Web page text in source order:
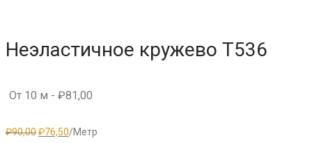
Неэластичное кружево T536
От 10 м - ₽81,00
₽90,00Первоначальная
₽76,50Текущая
/Метр